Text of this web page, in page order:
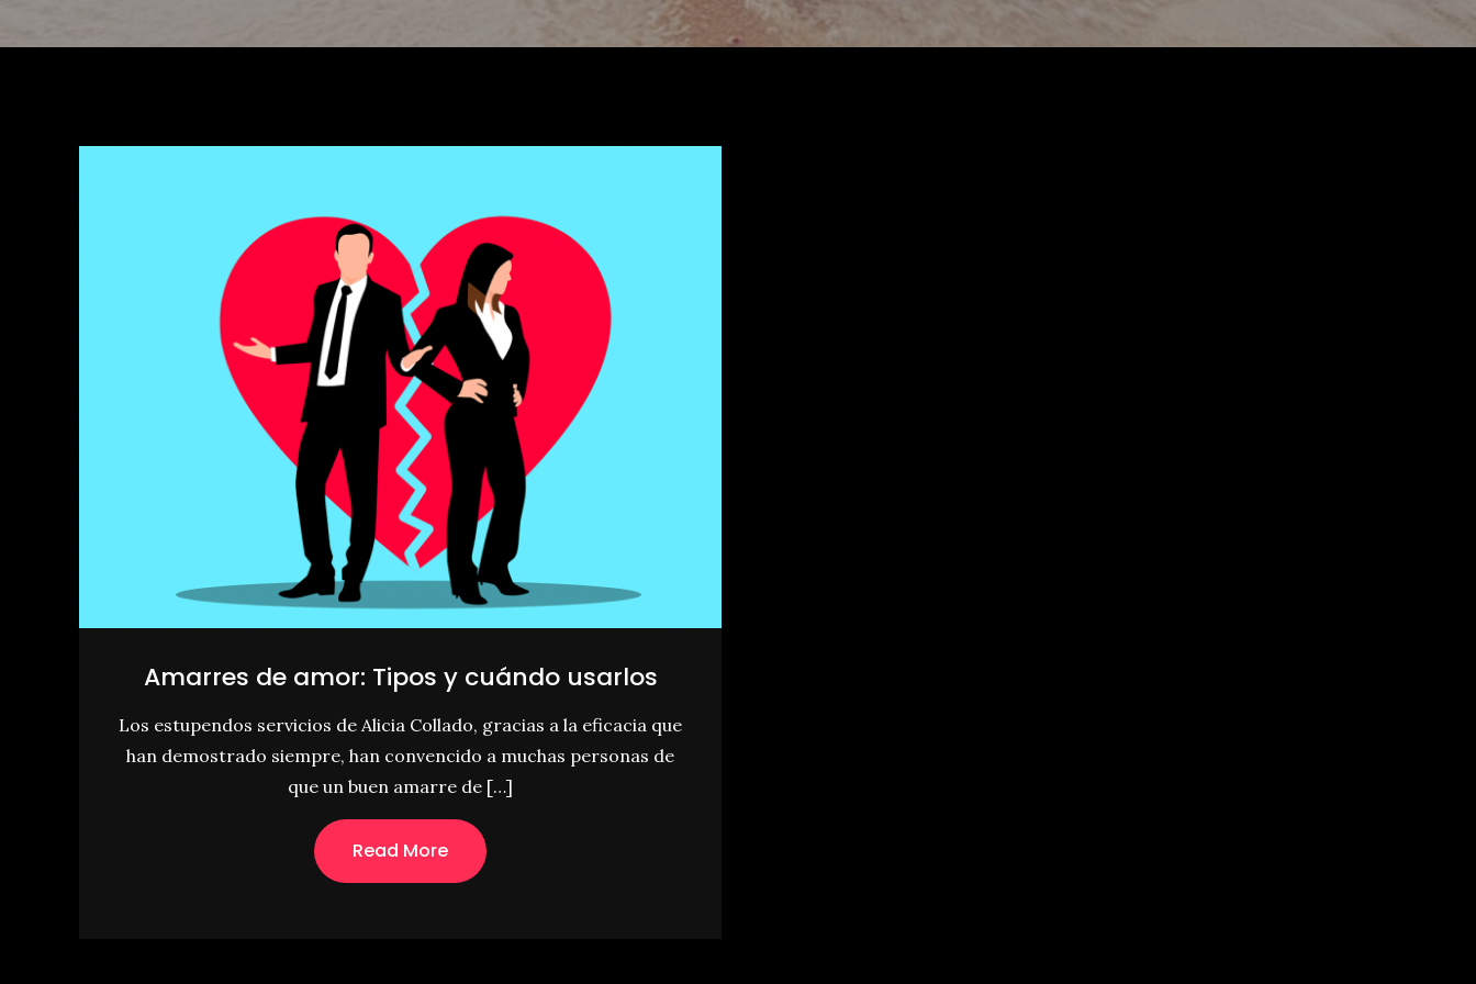
Amarres de amor: Tipos y cuándo usarlos
Los estupendos servicios de Alicia Collado, gracias a la eficacia que
han demostrado siempre, han convencido a muchas personas de
que un buen amarre de […]
Read More